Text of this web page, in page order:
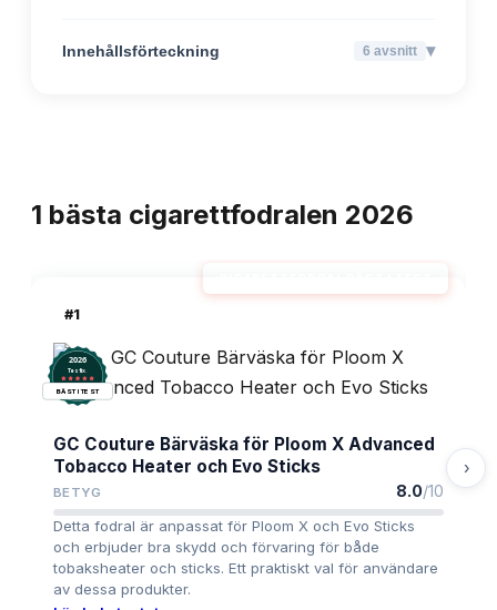
Innehållsförteckning 6 avsnitt ▾
1 bästa cigarettfodralen 2026
#1
2026
Testix.
BÄST I TEST
GC Couture Bärväska för Ploom X Advanced
Tobacco Heater och Evo Sticks
BETYG 8.0/10
Detta fodral är anpassat för Ploom X och Evo Sticks
och erbjuder bra skydd och förvaring för både
tobaksheater och sticks. Ett praktiskt val för användare
av dessa produkter.
›